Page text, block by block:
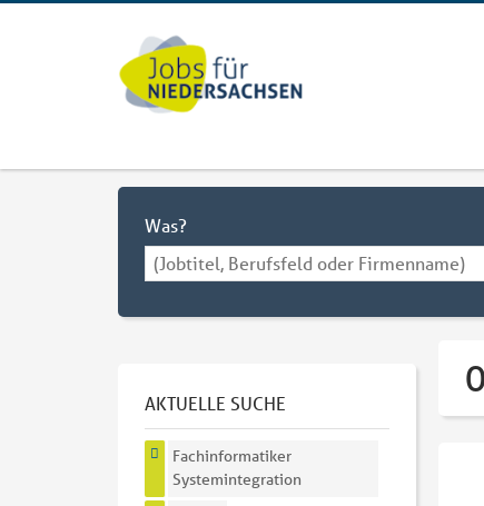
Was?
AKTUELLE SUCHE
Fachinformatiker
Systemintegration